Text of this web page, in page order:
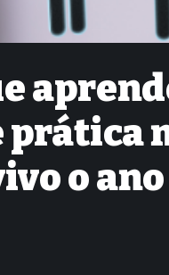
prática
o